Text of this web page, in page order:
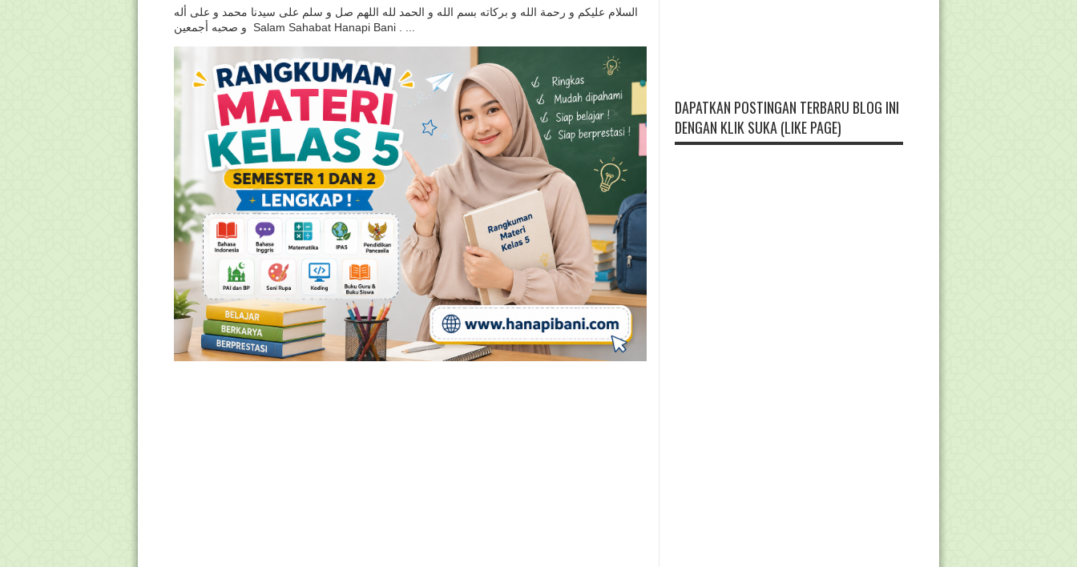
السلام عليكم و رحمة الله و بركاته بسم الله و الحمد لله اللهم صل و سلم على سيدنا محمد و على أله
و صحبه أجمعين Salam Sahabat Hanapi Bani . ...
DAPATKAN POSTINGAN TERBARU BLOG INI
DENGAN KLIK SUKA (LIKE PAGE)